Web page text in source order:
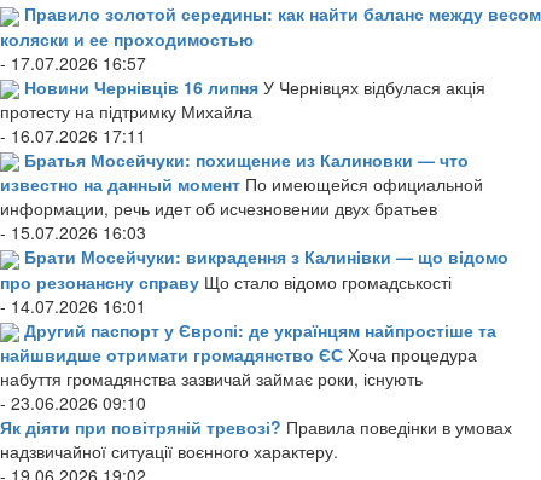
Правило золотой середины: как найти баланс между весом
коляски и ее проходимостью
- 17.07.2026 16:57
Новини Чернівців 16 липня У Чернівцях відбулася акція
протесту на підтримку Михайла
- 16.07.2026 17:11
Братья Мосейчуки: похищение из Калиновки — что
известно на данный момент По имеющейся официальной
информации, речь идет об исчезновении двух братьев
- 15.07.2026 16:03
Брати Мосейчуки: викрадення з Калинівки — що відомо
про резонансну справу Що стало відомо громадськості
- 14.07.2026 16:01
Другий паспорт у Європі: де українцям найпростіше та
найшвидше отримати громадянство ЄС Хоча процедура
набуття громадянства зазвичай займає роки, існують
- 23.06.2026 09:10
Як діяти при повітряній тревозі? Правила поведінки в умовах
надзвичайної ситуації воєнного характеру.
- 19.06.2026 19:02